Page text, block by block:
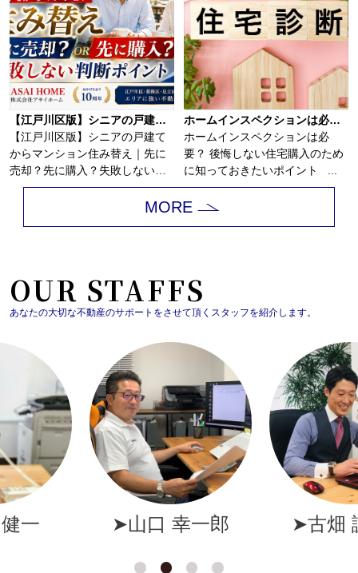
【江戸川区版】シニアの戸建てからマンション住み替え｜先に売却？先に購入？失敗しない判断ポイント！！
【江戸川区版】シニアの戸建て
からマンション住み替え｜先に
売却？先に購入？失敗しない判
断ポイント！戸建...
ホームインスペクションは必要？
ホームインスペクションは必
要？ 後悔しない住宅購入のため
MORE
OUR STAFFS
あなたの大切な不動産のサポートをさせて頂くスタッフを紹介します。
郎 ➤古畑 誠一郎 ➤岩井